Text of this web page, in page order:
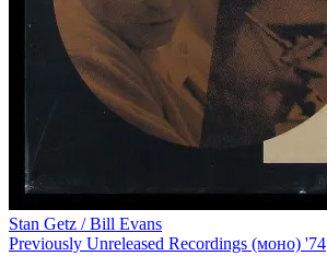
Stan Getz / Bill Evans
Previously Unreleased Recordings (моно) '74